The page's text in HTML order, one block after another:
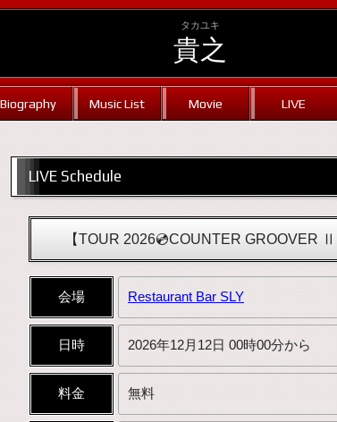
タカユキ
貴之
Biography Music List Movie LIVE
LIVE Schedule
【TOUR 2026💿COUNTER GROOVER
会場 Restaurant Bar SLY
日時 2026年12月12日 00時00分から
料金 無料